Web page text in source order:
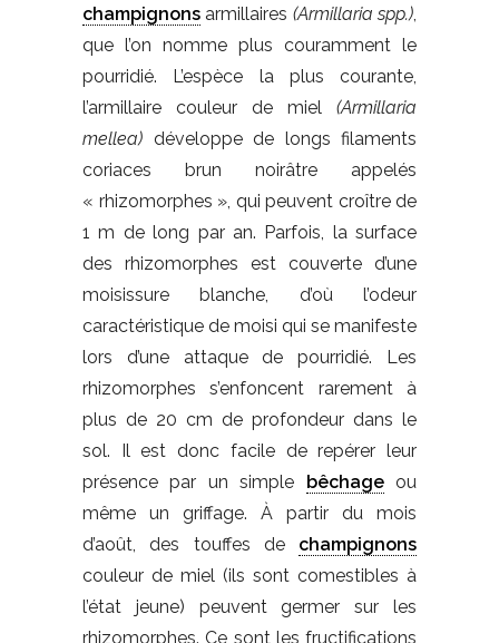
champignons armillaires (Armillaria spp.)
que l’on nomme plus couramment le
pourridié. L’espèce la plus courante,
l’armillaire couleur de miel (Armillaria
mellea) développe de longs filaments
coriaces brun noirâtre appelés
« rhizomorphes », qui peuvent croître de
1 m de long par an. Parfois, la surface
des rhizomorphes est couverte d’une
moisissure blanche, d’où l’odeur
caractéristique de moisi qui se manifeste
lors d’une attaque de pourridié. Les
rhizomorphes s’enfoncent rarement à
plus de 20 cm de profondeur dans le
sol. Il est donc facile de repérer leur
présence par un simple bêchageou
même un griffage. À partir du mois
d’août, des touffes de champignons
couleur de miel (ils sont comestibles à
l’état jeune) peuvent germer sur les
rhizomorphes. Ce sont les fructifications